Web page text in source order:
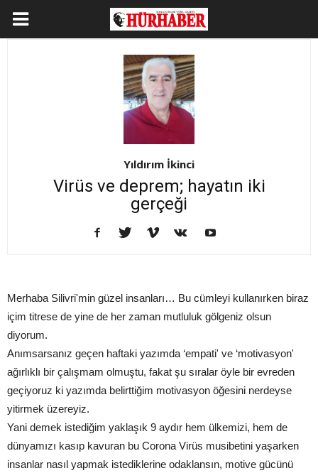
Yıldırım İkinci
Virüs ve deprem; hayatın iki
gerçeği
Merhaba Silivri'min güzel insanları… Bu cümleyi kullanırken biraz
içim titrese de yine de her zaman mutluluk gölgeniz olsun
diyorum.
Anımsarsanız geçen haftaki yazımda ‘empati' ve ‘motivasyon'
ağırlıklı bir çalışmam olmuştu, fakat şu sıralar öyle bir evreden
geçiyoruz ki yazımda belirttiğim motivasyon öğesini nerdeyse
yitirmek üzereyiz.
Yani demek istediğim yaklaşık 9 aydır hem ülkemizi, hem de
dünyamızı kasıp kavuran bu Corona Virüs musibetini yaşarken
insanlar nasıl yapmak istediklerine odaklansın, motive gücünü